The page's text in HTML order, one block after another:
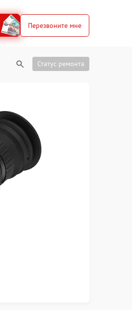
Перезвоните мне
Статус ремонта